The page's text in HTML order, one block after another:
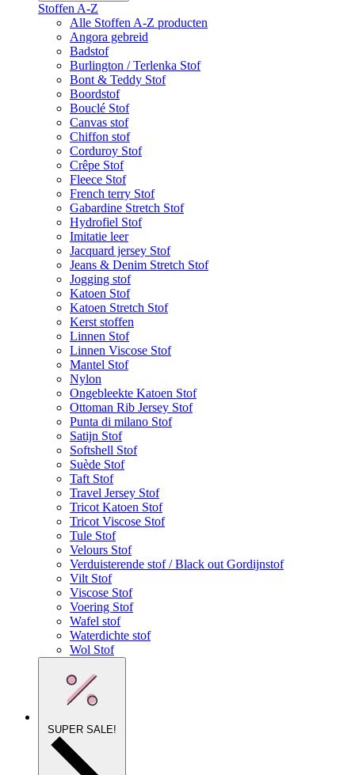
Stoffen A-Z
Alle Stoffen A-Z producten
Angora gebreid
Badstof
Burlington / Terlenka Stof
Bont & Teddy Stof
Boordstof
Bouclé Stof
Canvas stof
Chiffon stof
Corduroy Stof
Crêpe Stof
Fleece Stof
French terry Stof
Gabardine Stretch Stof
Hydrofiel Stof
Imitatie leer
Jacquard jersey Stof
Jeans & Denim Stretch Stof
Jogging stof
Katoen Stof
Katoen Stretch Stof
Kerst stoffen
Linnen Stof
Linnen Viscose Stof
Mantel Stof
Nylon
Ongebleekte Katoen Stof
Ottoman Rib Jersey Stof
Punta di milano Stof
Satijn Stof
Softshell Stof
Suède Stof
Taft Stof
Travel Jersey Stof
Tricot Katoen Stof
Tricot Viscose Stof
Tule Stof
Velours Stof
Verduisterende stof / Black out Gordijnstof
Vilt Stof
Viscose Stof
Voering Stof
Wafel stof
Waterdichte stof
Wol Stof
SUPER SALE!